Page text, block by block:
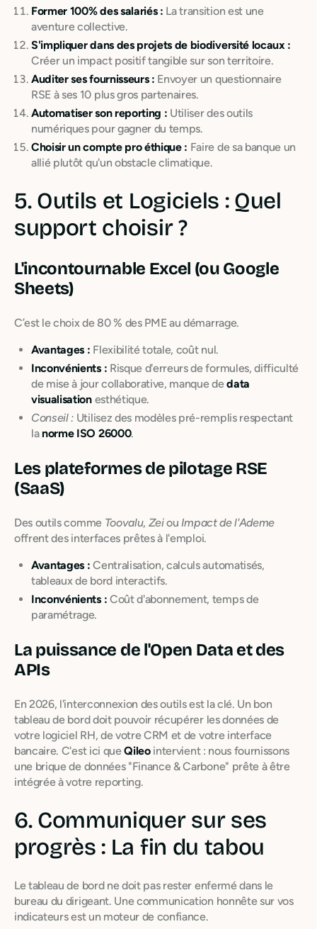
Former 100% des salariés : La transition est une
aventure collective.
S'impliquer dans des projets de biodiversité locaux :
Créer un impact positif tangible sur son territoire.
Auditer ses fournisseurs : Envoyer un questionnaire
RSE à ses 10 plus gros partenaires.
Automatiser son reporting : Utiliser des outils
numériques pour gagner du temps.
Choisir un compte pro éthique : Faire de sa banque un
allié plutôt qu'un obstacle climatique.
5. Outils et Logiciels : Quel
support choisir ?
L'incontournable Excel (ou Google
Sheets)
C’est le choix de 80 % des PME au démarrage.
Avantages : Flexibilité totale, coût nul.
Inconvénients : Risque d'erreurs de formules, difficulté
de mise à jour collaborative, manque dedata
visualisationesthétique.
Conseil : Utilisez des modèles pré-remplis respectant
lanorme ISO 26000.
Les plateformes de pilotage RSE
(SaaS)
Des outils comme Toovalu, Zeiou Impact de l'Ademe
offrent des interfaces prêtes à l'emploi.
Avantages : Centralisation, calculs automatisés,
tableaux de bord interactifs.
Inconvénients : Coût d'abonnement, temps de
paramétrage.
La puissance de l'Open Data et des
APIs
En 2026, l'interconnexion des outils est la clé. Un bon
tableau de bord doit pouvoir récupérer les données de
votre logiciel RH, de votre CRM et de votre interface
bancaire. C'est ici queQileointervient : nous fournissons
une brique de données "Finance & Carbone" prête à être
intégrée à votre reporting.
6. Communiquer sur ses
progrès : La fin du tabou
Le tableau de bord ne doit pas rester enfermé dans le
bureau du dirigeant. Une communication honnête sur vos
indicateurs est un moteur de confiance.